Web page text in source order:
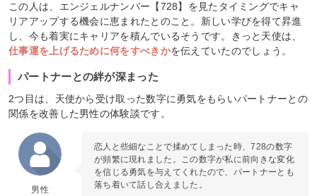
この人は、エンジェルナンバー【728】を見たタイミングでキャ
リアアップする機会に恵まれたとのこと。新しい学びを得て昇進
し、今も着実にキャリアを積んでいるそうです。きっと天使は、
仕事運を上げるために何をすべきかを伝えていたのでしょう。
パートナーとの絆が深まった
2つ目は、天使から受け取った数字に勇気をもらいパートナーとの
関係を改善した男性の体験談です。
男性
恋人と些細なことで揉めてしまった時、728の数字
が頻繁に現れました。この数字が私に前向きな変化
を信じる勇気を与えてくれたので、パートナーとも
落ち着いて話し合えました。